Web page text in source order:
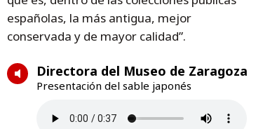
españolas, la más antigua, mejor
conservada y de mayor calidad”.
Directora del Museo de Zaragoza
Presentación del sable japonés